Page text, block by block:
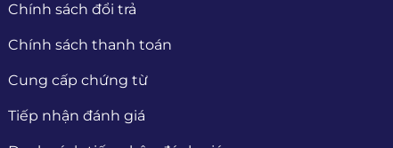
Chính sách đổi trả
Chính sách thanh toán
Cung cấp chứng từ
Tiếp nhận đánh giá